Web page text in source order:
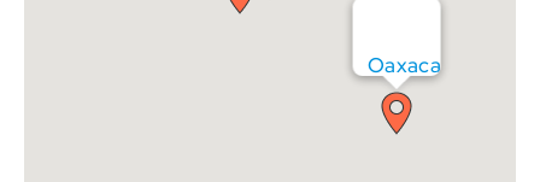
Oaxaca